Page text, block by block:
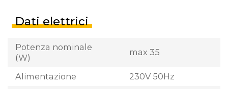
Dati elettrici
Potenza nominale
(W)
max 35
Alimentazione
230V 50Hz